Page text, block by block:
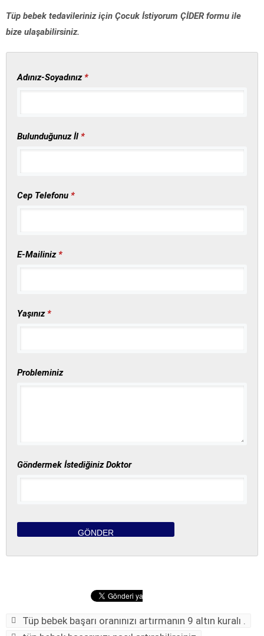
Tüp bebek tedavileriniz için Çocuk İstiyorum ÇİDER formu ile
bize ulaşabilirsiniz.
Adınız-Soyadınız *
Bulunduğunuz İl *
Cep Telefonu *
E-Mailiniz *
Yaşınız *
Probleminiz
Göndermek İstediğiniz Doktor
Tüp bebek başarı oranınızı artırmanın 9 altın kuralı .